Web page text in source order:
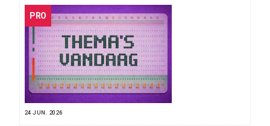
PRO
24 JUN. 2026